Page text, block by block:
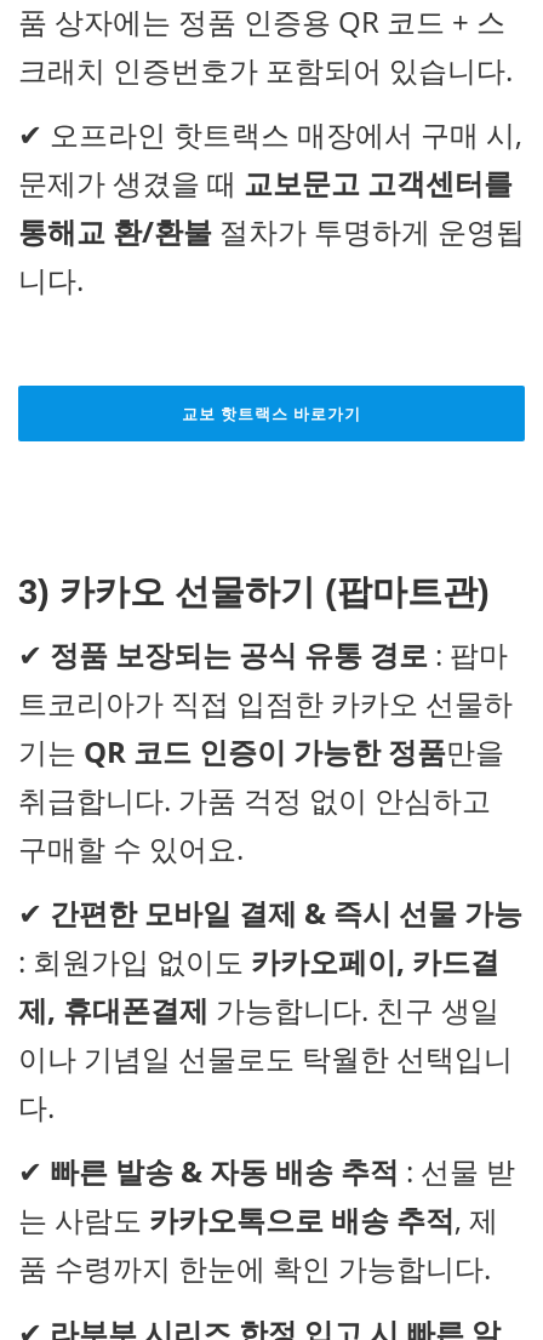
품 상자에는 정품 인증용 QR 코드 + 스
크래치 인증번호가 포함되어 있습니다.
✔ 오프라인 핫트랙스 매장에서 구매 시,
문제가 생겼을 때 교보문고 고객센터를
통해교 환/환불 절차가 투명하게 운영됩
니다.
교보 핫트랙스 바로가기
3) 카카오 선물하기 (팝마트관)
✔ 정품 보장되는 공식 유통 경로 : 팝마
트코리아가 직접 입점한 카카오 선물하
기는 QR 코드 인증이 가능한 정품만을
취급합니다. 가품 걱정 없이 안심하고
구매할 수 있어요.
✔ 간편한 모바일 결제 & 즉시 선물 가능
: 회원가입 없이도 카카오페이, 카드결
제, 휴대폰결제 가능합니다. 친구 생일
이나 기념일 선물로도 탁월한 선택입니
다.
✔ 빠른 발송 & 자동 배송 추적 : 선물 받
는 사람도 카카오톡으로 배송 추적, 제
품 수령까지 한눈에 확인 가능합니다.